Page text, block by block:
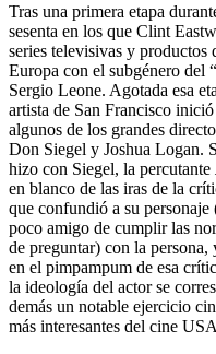
Tras una primera etapa
sesenta en los que Clint
series televisivas y productos
Europa con el subgénero del
Sergio Leone. Agotada esa
artista de San Francisco
algunos de los grandes
Don Siegel y Joshua Logan.
hizo con Siegel, la percutante
en blanco de las iras de la
que confundió a su
poco amigo de cumplir las
de preguntar) con la
en el pimpampum de esa
la ideología del actor se
demás un notable ejercicio
más interesantes del cine